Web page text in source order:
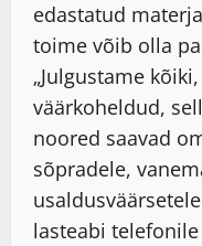
edastatud
toime võib olla
„Julgustame
väärkoheldud,
noored saavad
sõpradele,
lasteabi